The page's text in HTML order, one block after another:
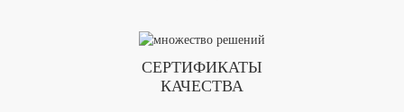
СЕРТИФИКАТЫ
КАЧЕСТВА